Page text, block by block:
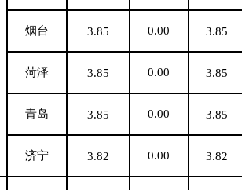
烟台 3.85 0.00 3.85
菏泽 3.85 0.00 3.85
青岛 3.85 0.00 3.85
济宁 3.82 0.00 3.82